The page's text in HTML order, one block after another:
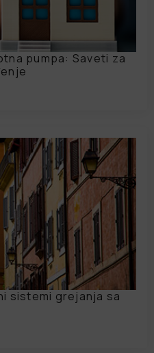
pumpa: Saveti za
sistemi grejanja sa